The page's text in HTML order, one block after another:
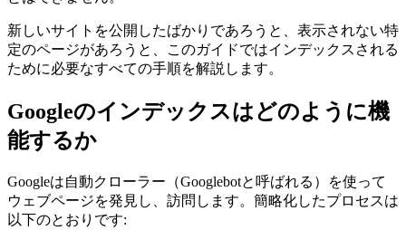
新しいサイトを公開したばかりであろうと、表示されない特
定のページがあろうと、このガイドではインデックスされる
ために必要なすべての手順を解説します。
Googleのインデックスはどのように機
能するか
Googleは自動クローラー（Googlebotと呼ばれる）を使って
ウェブページを発見し、訪問します。簡略化したプロセスは
以下のとおりです: